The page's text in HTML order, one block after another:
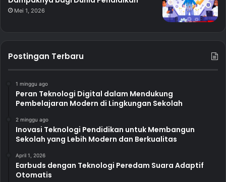
Mei 1, 2026
Postingan Terbaru
1 minggu ago
Peran Teknologi Digital dalam Mendukung
Pembelajaran Modern di Lingkungan Sekolah
2 minggu ago
Inovasi Teknologi Pendidikan untuk Membangun
Sekolah yang Lebih Modern dan Berkualitas
April 1, 2026
Earbuds dengan Teknologi Peredam Suara Adaptif
Otomatis